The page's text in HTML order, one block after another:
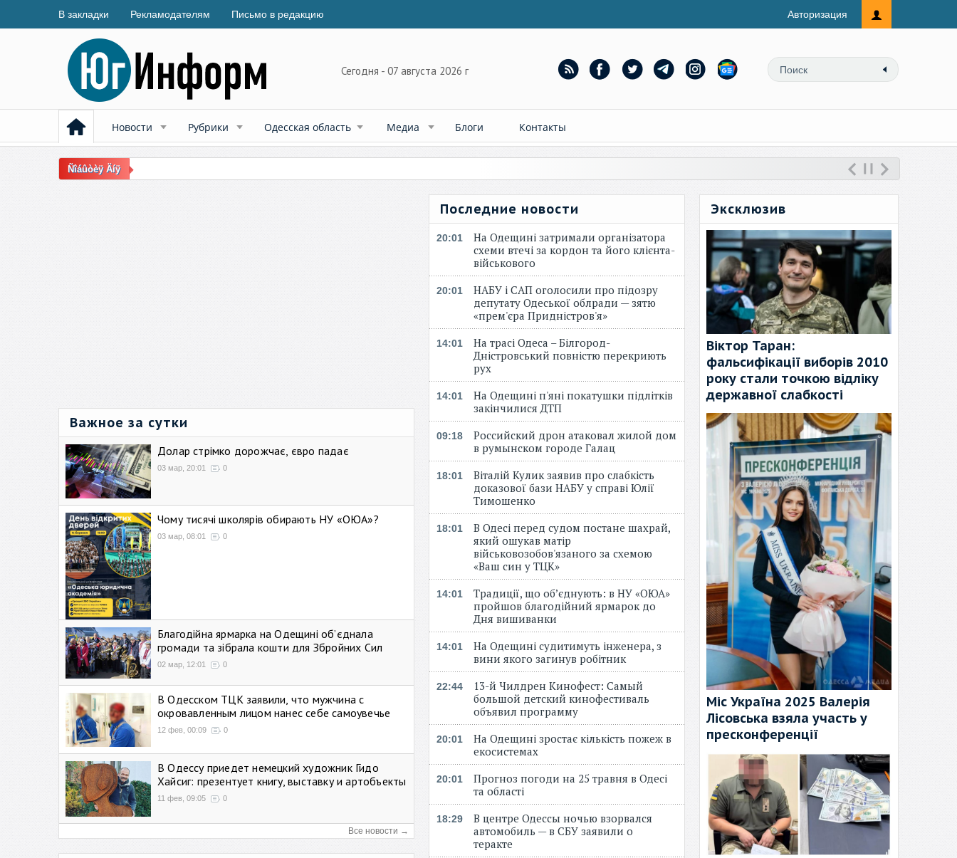
В закладки Рекламодателям Письмо в редакцию Авторизация
Сегодня - 07 августа 2026 г
Новости Рубрики Одесская область Медиа Блоги Контакты
Ñîáûòèÿ Äíÿ
Важное за сутки
Долар стрімко дорожчає, євро падає
03 мар, 20:01 0
Чому тисячі школярів обирають НУ «ОЮА»?
03 мар, 08:01 0
Благодійна ярмарка на Одещині об’єднала
громади та зібрала кошти для Збройних Сил
02 мар, 12:01 0
В Одесском ТЦК заявили, что мужчина с
окровавленным лицом нанес себе самоувечье
12 фев, 00:09 0
В Одессу приедет немецкий художник Гидо
Хайсиг: презентует книгу, выставку и артобъекты
11 фев, 09:05 0
Все новости →
Последние новости
20:01
На Одещині затримали організатора
схеми втечі за кордон та його клієнта-
військового
20:01
НАБУ і САП оголосили про підозру
депутату Одеської облради — зятю
«прем'єра Придністров'я»
14:01
На трасі Одеса – Білгород-
Дністровський повністю перекриють
рух
14:01
На Одещині п'яні покатушки підлітків
закінчилися ДТП
09:18
Российский дрон атаковал жилой дом
в румынском городе Галац
18:01
Віталій Кулик заявив про слабкість
доказової бази НАБУ у справі Юлії
Тимошенко
18:01
В Одесі перед судом постане шахрай,
який ошукав матір
військовозобов'язаного за схемою
«Ваш син у ТЦК»
14:01
Традиції, що об’єднують: в НУ «ОЮА»
пройшов благодійний ярмарок до
Дня вишиванки
14:01
На Одещині судитимуть інженера, з
вини якого загинув робітник
22:44
13-й Чилдрен Кинофест: Самый
большой детский кинофестиваль
объявил программу
20:01
На Одещині зростає кількість пожеж в
екосистемах
20:01
Прогноз погоди на 25 травня в Одесі
та області
18:29
В центре Одессы ночью взорвался
автомобиль — в СБУ заявили о
теракте
Эксклюзив
Віктор Таран:
фальсифікації виборів 2010
року стали точкою відліку
державної слабкості
Міс Україна 2025 Валерія
Лісовська взяла участь у
пресконференції